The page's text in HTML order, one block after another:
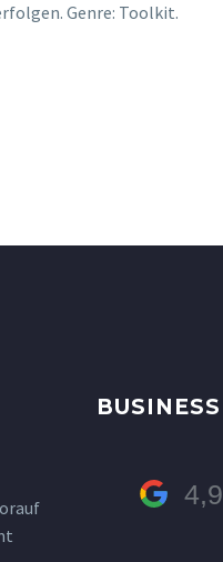
Genre: Toolkit.
BUSINESS
4,9